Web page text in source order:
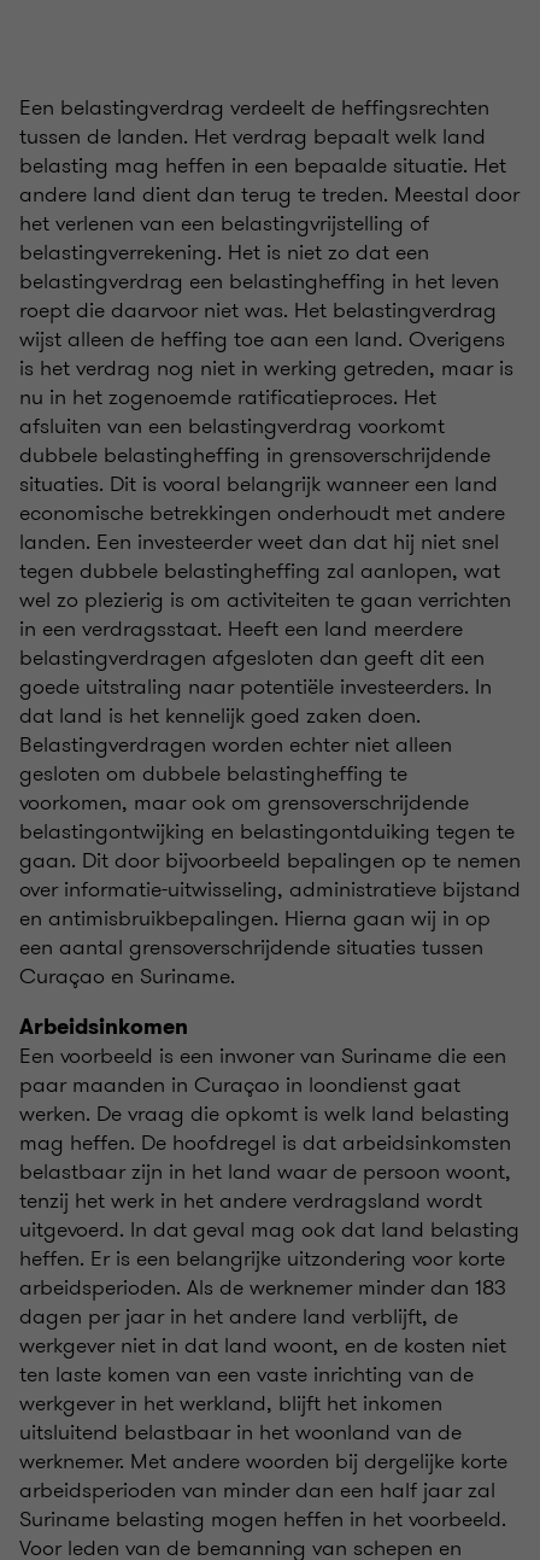
Een belastingverdrag verdeelt de heffingsrechten
tussen de landen. Het verdrag bepaalt welk land
belasting mag heffen in een bepaalde situatie. Het
andere land dient dan terug te treden. Meestal door
het verlenen van een belastingvrijstelling of
belastingverrekening. Het is niet zo dat een
belastingverdrag een belastingheffing in het leven
roept die daarvoor niet was. Het belastingverdrag
wijst alleen de heffing toe aan een land. Overigens
is het verdrag nog niet in werking getreden, maar is
nu in het zogenoemde ratificatieproces. Het
afsluiten van een belastingverdrag voorkomt
dubbele belastingheffing in grensoverschrijdende
situaties. Dit is vooral belangrijk wanneer een land
economische betrekkingen onderhoudt met andere
landen. Een investeerder weet dan dat hij niet snel
tegen dubbele belastingheffing zal aanlopen, wat
wel zo plezierig is om activiteiten te gaan verrichten
in een verdragsstaat. Heeft een land meerdere
belastingverdragen afgesloten dan geeft dit een
goede uitstraling naar potentiële investeerders. In
dat land is het kennelijk goed zaken doen.
Belastingverdragen worden echter niet alleen
gesloten om dubbele belastingheffing te
voorkomen, maar ook om grensoverschrijdende
belastingontwijking en belastingontduiking tegen te
gaan. Dit door bijvoorbeeld bepalingen op te nemen
over informatie-uitwisseling, administratieve bijstand
en antimisbruikbepalingen. Hierna gaan wij in op
een aantal grensoverschrijdende situaties tussen
Curaçao en Suriname.
Arbeidsinkomen
Een voorbeeld is een inwoner van Suriname die een
paar maanden in Curaçao in loondienst gaat
werken. De vraag die opkomt is welk land belasting
mag heffen. De hoofdregel is dat arbeidsinkomsten
belastbaar zijn in het land waar de persoon woont,
tenzij het werk in het andere verdragsland wordt
uitgevoerd. In dat geval mag ook dat land belasting
heffen. Er is een belangrijke uitzondering voor korte
arbeidsperioden. Als de werknemer minder dan 183
dagen per jaar in het andere land verblijft, de
werkgever niet in dat land woont, en de kosten niet
ten laste komen van een vaste inrichting van de
werkgever in het werkland, blijft het inkomen
uitsluitend belastbaar in het woonland van de
werknemer. Met andere woorden bij dergelijke korte
arbeidsperioden van minder dan een half jaar zal
Suriname belasting mogen heffen in het voorbeeld.
Voor leden van de bemanning van schepen en